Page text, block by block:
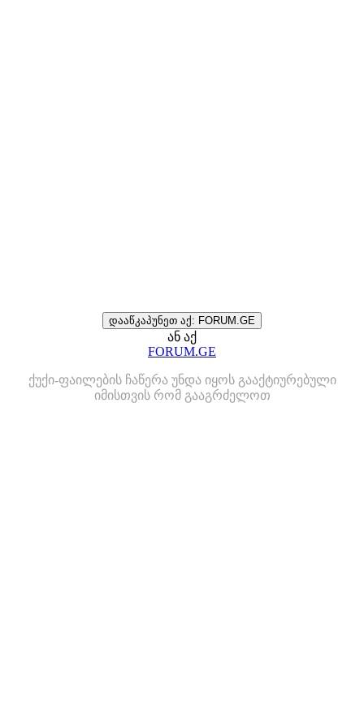
დააწკაპუნეთ აქ: FORUM.GE
ან აქ
FORUM.GE
ქუქი-ფაილების ჩაწერა უნდა იყოს გააქტიურებული
იმისთვის რომ გააგრძელოთ